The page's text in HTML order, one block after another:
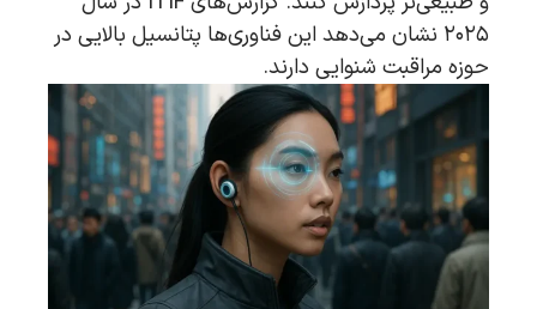
۲۰۲۵ نشان می‌دهد این فناوری‌ها پتانسیل بالایی در
حوزه مراقبت شنوایی دارند.